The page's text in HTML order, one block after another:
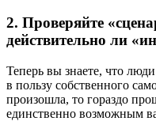
2. Проверяйте
действительно ли
Теперь вы знаете, что
в пользу собственного
произошла, то гораздо
единственно возможным